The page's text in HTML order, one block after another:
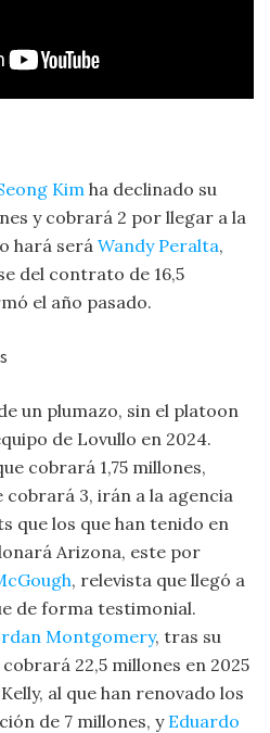
Kim ha declinado su
y cobrará 2 por llegar a la
hará será Wandy Peralta,
del contrato de 16,5
el año pasado.
un plumazo, sin el platoon
de Lovullo en 2024.
cobrará 1,75 millones,
cobrará 3, irán a la agencia
que los que han tenido en
Arizona, este por
, relevista que llegó a
de forma testimonial.
Montgomery, tras su
22,5 millones en 2025
al que han renovado los
de 7 millones, y Eduardo